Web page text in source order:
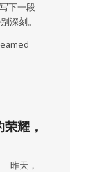
下一段
深刻。
耀，
昨天，